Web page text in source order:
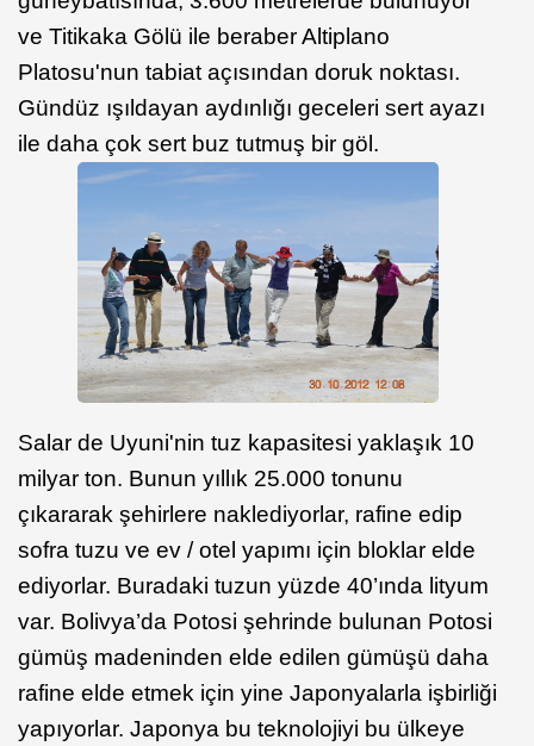
ve Titikaka Gölü ile beraber Altiplano
Platosu'nun tabiat açısından doruk noktası.
Gündüz ışıldayan aydınlığı geceleri sert ayazı
ile daha çok sert buz tutmuş bir göl.
Salar de Uyuni'nin tuz kapasitesi yaklaşık 10
milyar ton. Bunun yıllık 25.000 tonunu
çıkararak şehirlere naklediyorlar, rafine edip
sofra tuzu ve ev / otel yapımı için bloklar elde
ediyorlar. Buradaki tuzun yüzde 40’ında lityum
var. Bolivya’da Potosi şehrinde bulunan Potosi
gümüş madeninden elde edilen gümüşü daha
rafine elde etmek için yine Japonyalarla işbirliği
yapıyorlar. Japonya bu teknolojiyi bu ülkeye